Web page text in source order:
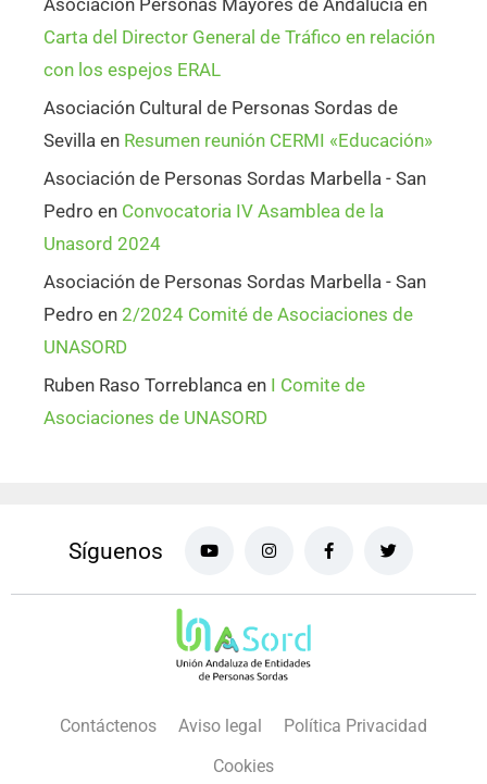
Carta del Director General de Tráfico en relación
con los espejos ERAL
Asociación Cultural de Personas Sordas de
Sevilla en Resumen reunión CERMI «Educación»
Asociación de Personas Sordas Marbella - San
Pedro en Convocatoria IV Asamblea de la
Unasord 2024
Asociación de Personas Sordas Marbella - San
Pedro en 2/2024 Comité de Asociaciones de
UNASORD
Ruben Raso Torreblanca en I Comite de
Asociaciones de UNASORD
Síguenos
Contáctenos Aviso legal
Política Privacidad
Cookies